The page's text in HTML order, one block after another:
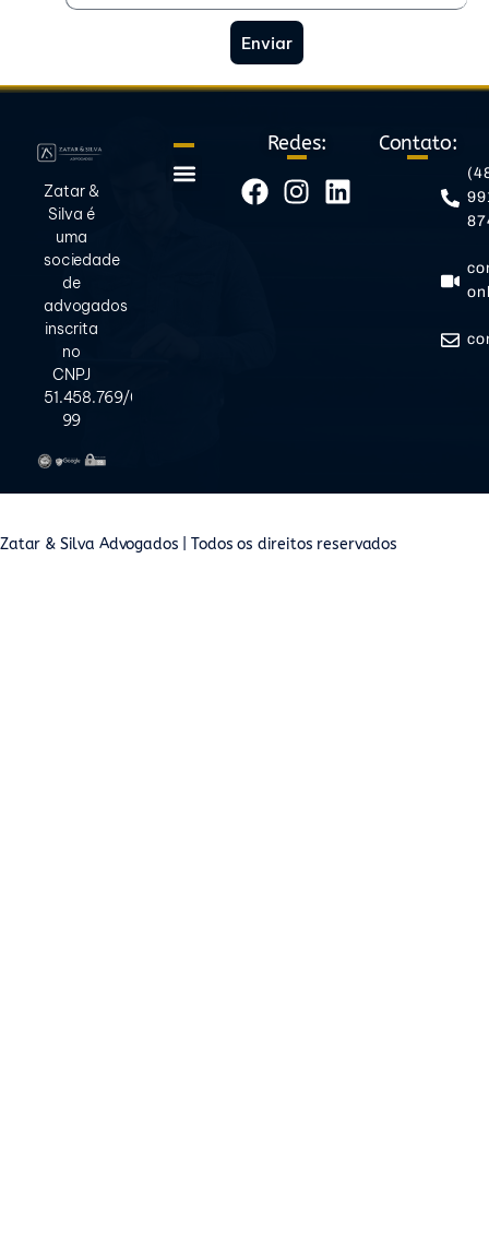
Enviar
Zatar &
Silva é
uma
sociedade
de
advogados
inscrita
no
CNPJ
51.458.769/0001-
99
Redes: Contato:
Zatar & Silva Advogados | Todos os direitos reservados